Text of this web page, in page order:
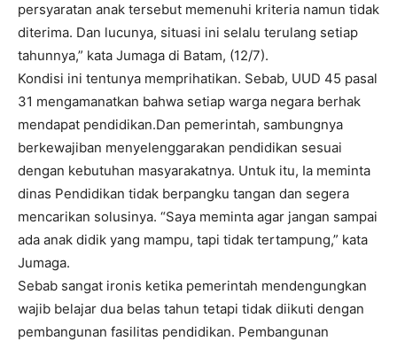
persyaratan anak tersebut memenuhi kriteria namun tidak
diterima. Dan lucunya, situasi ini selalu terulang setiap
tahunnya,” kata Jumaga di Batam, (12/7).
Kondisi ini tentunya memprihatikan. Sebab, UUD 45 pasal
31 mengamanatkan bahwa setiap warga negara berhak
mendapat pendidikan.Dan pemerintah, sambungnya
berkewajiban menyelenggarakan pendidikan sesuai
dengan kebutuhan masyarakatnya. Untuk itu, Ia meminta
dinas Pendidikan tidak berpangku tangan dan segera
mencarikan solusinya. “Saya meminta agar jangan sampai
ada anak didik yang mampu, tapi tidak tertampung,” kata
Jumaga.
Sebab sangat ironis ketika pemerintah mendengungkan
wajib belajar dua belas tahun tetapi tidak diikuti dengan
pembangunan fasilitas pendidikan. Pembangunan